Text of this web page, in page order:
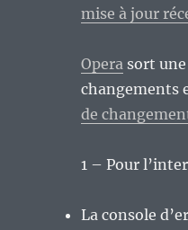
mise à jour
Operasort une
changements
de
1 – Pour
La console